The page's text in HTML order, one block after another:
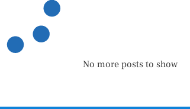
No more posts to show